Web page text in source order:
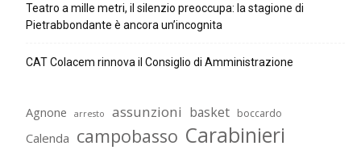
Teatro a mille metri, il silenzio preoccupa: la stagione di
Pietrabbondante è ancora un’incognita
CAT Colacem rinnova il Consiglio di Amministrazione
Agnone arresto assunzioni basket boccardo
Calenda campobasso Carabinieri